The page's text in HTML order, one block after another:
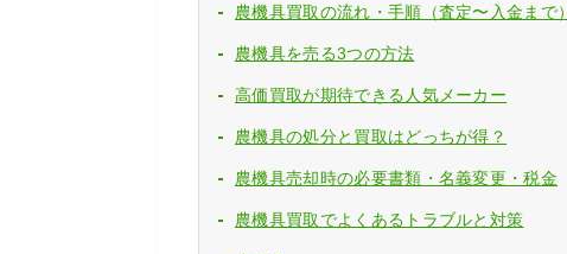
農機具買取の流れ・手順（査定〜入金まで）
農機具を売る3つの方法
高価買取が期待できる人気メーカー
農機具の処分と買取はどっちが得？
農機具売却時の必要書類・名義変更・税金
農機具買取でよくあるトラブルと対策